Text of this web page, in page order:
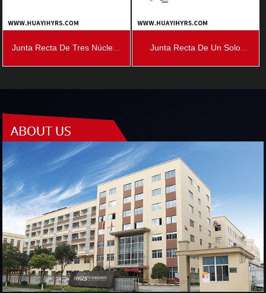
Junta Recta De Tres Núcleos Junta Recta De Un Solo